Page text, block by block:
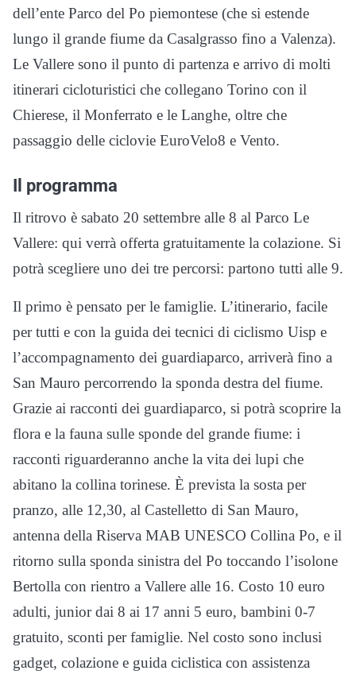
dell’ente Parco del Po piemontese (che si estende
lungo il grande fiume da Casalgrasso fino a Valenza).
Le Vallere sono il punto di partenza e arrivo di molti
itinerari cicloturistici che collegano Torino con il
Chierese, il Monferrato e le Langhe, oltre che
passaggio delle ciclovie EuroVelo8 e Vento.
Il programma
Il ritrovo è sabato 20 settembre alle 8 al Parco Le
Vallere: qui verrà offerta gratuitamente la colazione. Si
potrà scegliere uno dei tre percorsi: partono tutti alle 9.
Il primo è pensato per le famiglie. L’itinerario, facile
per tutti e con la guida dei tecnici di ciclismo Uisp e
l’accompagnamento dei guardiaparco, arriverà fino a
San Mauro percorrendo la sponda destra del fiume.
Grazie ai racconti dei guardiaparco, si potrà scoprire la
flora e la fauna sulle sponde del grande fiume: i
racconti riguarderanno anche la vita dei lupi che
abitano la collina torinese. È prevista la sosta per
pranzo, alle 12,30, al Castelletto di San Mauro,
antenna della Riserva MAB UNESCO Collina Po, e il
ritorno sulla sponda sinistra del Po toccando l’isolone
Bertolla con rientro a Vallere alle 16. Costo 10 euro
adulti, junior dai 8 ai 17 anni 5 euro, bambini 0-7
gratuito, sconti per famiglie. Nel costo sono inclusi
gadget, colazione e guida ciclistica con assistenza